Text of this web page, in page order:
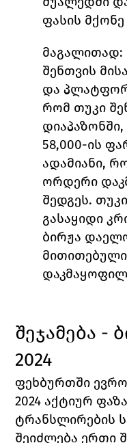
ფასის
მაგალითად:
შენთვის
და
რომ თუკი
58,000-ის
ადამიანი,
ორდერი
შედგეს.
გასაყიდი
ბირჟა
შეჯამება -
2024
ფეხბურთში
2024 აქტიურ
ტრანსლირების
შეიძლება ერთი